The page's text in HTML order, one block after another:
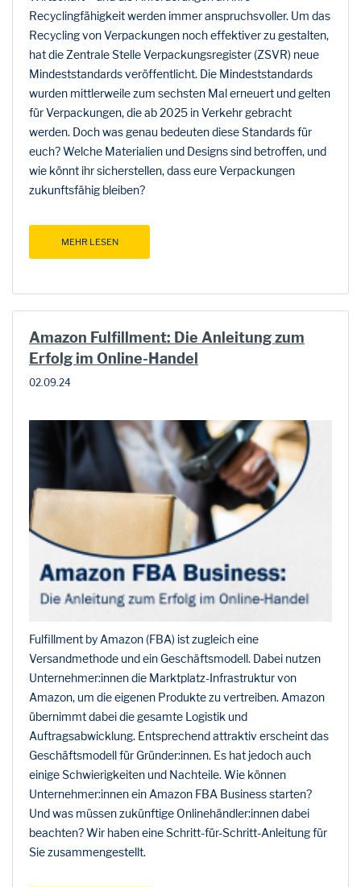
Recyclingfähigkeit werden immer anspruchsvoller. Um das
Recycling von Verpackungen noch effektiver zu gestalten,
hat die Zentrale Stelle Verpackungsregister (ZSVR) neue
Mindeststandards veröffentlicht. Die Mindeststandards
wurden mittlerweile zum sechsten Mal erneuert und gelten
für Verpackungen, die ab 2025 in Verkehr gebracht
werden. Doch was genau bedeuten diese Standards für
euch? Welche Materialien und Designs sind betroffen, und
wie könnt ihr sicherstellen, dass eure Verpackungen
zukunftsfähig bleiben?
MEHR LESEN
Amazon Fulfillment: Die Anleitung zum
Erfolg im Online-Handel
02.09.24
Fulfillment by Amazon (FBA) ist zugleich eine
Versandmethode und ein Geschäftsmodell. Dabei nutzen
Unternehmer:innen die Marktplatz-Infrastruktur von
Amazon, um die eigenen Produkte zu vertreiben. Amazon
übernimmt dabei die gesamte Logistik und
Auftragsabwicklung. Entsprechend attraktiv erscheint das
Geschäftsmodell für Gründer:innen. Es hat jedoch auch
einige Schwierigkeiten und Nachteile. Wie können
Unternehmer:innen ein Amazon FBA Business starten?
Und was müssen zukünftige Onlinehändler:innen dabei
beachten? Wir haben eine Schritt-für-Schritt-Anleitung für
Sie zusammengestellt.